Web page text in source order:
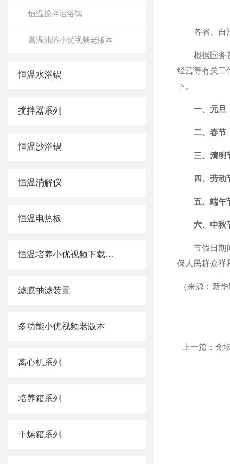
恒温搅拌油浴锅
高温油浴小优视频老版本
恒温水浴锅
搅拌器系列
恒温沙浴锅
恒温消解仪
恒温电热板
恒温培养小优视频下载app色板
滤膜抽滤装置
多功能小优视频老版本
离心机系列
培养箱系列
干燥箱系列
各省、自治
根据国务院
经营等有关工
下。
一、元旦
二、春节
三、清明
四、劳动
五、端午
六、中秋
节假日期间
保人民群众祥
（来源：新
上一篇： 金